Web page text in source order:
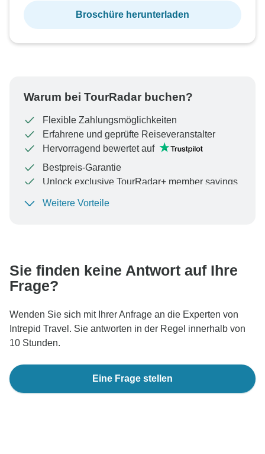
Broschüre herunterladen
Warum bei TourRadar buchen?
Flexible Zahlungsmöglichkeiten
Erfahrene und geprüfte Reiseveranstalter
Hervorragend bewertet auf
Bestpreis-Garantie
Unlock exclusive TourRadar+ member savings
Um Ihre Zahlung zu schützen und sicherzustellen,
Weitere Vorteile
Sie finden keine Antwort auf Ihre
Frage?
Wenden Sie sich mit Ihrer Anfrage an die Experten von
Intrepid Travel. Sie antworten in der Regel innerhalb von
10 Stunden.
Eine Frage stellen